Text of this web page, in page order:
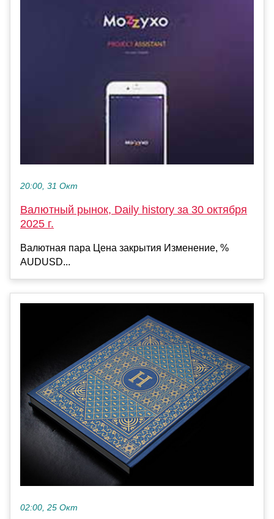
20:00, 31 Окт
Валютный рынок, Daily history за 30 октября
2025 г.
Валютная пара Цена закрытия Изменение, %
AUDUSD...
02:00, 25 Окт